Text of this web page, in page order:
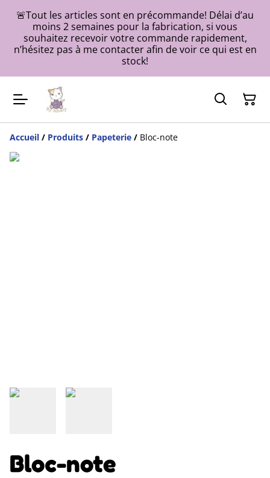
🚨Tout les articles sont en précommande! Délai d’au
moins 2 semaines pour la fabrication, si vous
souhaitez recevoir votre commande rapidement,
n’hésitez pas à me contacter afin de voir ce qui est en
stock!
Accueil / Produits / Papeterie / Bloc-note
Bloc-note